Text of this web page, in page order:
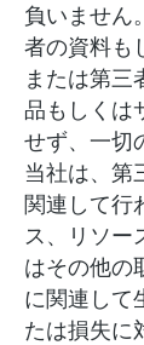
負いません
者の資料も
または第三
品もしくは
せず、一切
当社は、第
関連して行
ス、リソー
はその他の
に関連して
たは損失に